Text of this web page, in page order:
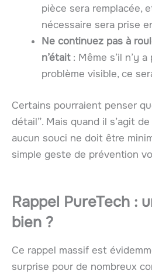
pièce sera remplacée,
nécessaire sera prise
Ne continuez pas à
n’était: Même s’il n’y
problème visible, ce
Certains pourraient penser
détail”. Mais quand il s’agit
aucun souci ne doit être
simple geste de prévention
Rappel PureTech :
bien ?
Ce rappel massif est
surprise pour de nombreux